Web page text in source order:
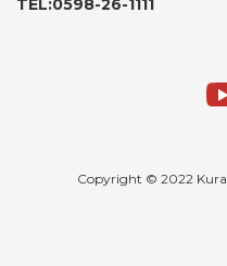
TEL:0598-26-1111
Copyright © 2022